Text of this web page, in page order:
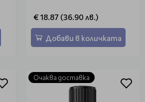
€ 18.87 (36.90 лв.)
Добави в количката
Очаква доставка